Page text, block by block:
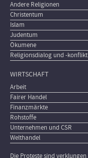
Andere Religionen
Christentum
Islam
Judentum
Ökumene
Religionsdialog und -konflikt
WIRTSCHAFT
Arbeit
Fairer Handel
Finanzmärkte
Rohstoffe
Unternehmen und CSR
Welthandel
Die Proteste sind verklungen